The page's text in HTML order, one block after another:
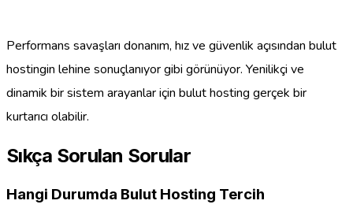
Performans savaşları donanım, hız ve güvenlik açısından bulut
hostingin lehine sonuçlanıyor gibi görünüyor. Yenilikçi ve
dinamik bir sistem arayanlar için bulut hosting gerçek bir
kurtarıcı olabilir.
Sıkça Sorulan Sorular
Hangi Durumda Bulut Hosting Tercih